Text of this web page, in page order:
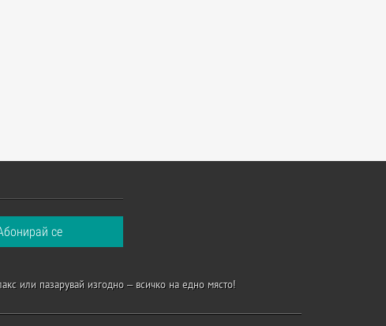
или пазарувай изгодно – всичко на едно място!